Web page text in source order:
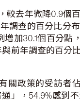
較去年微降0.9個
調查的百分比分
加30.1個百分點
前年調查的百分
政策的受訪者佔
」，54.9%感到